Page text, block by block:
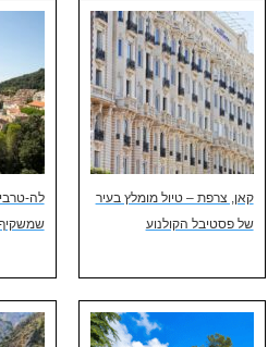
קאן, צרפת – טיול מומלץ בעיר
של פסטיבל הקולנוע
לה-